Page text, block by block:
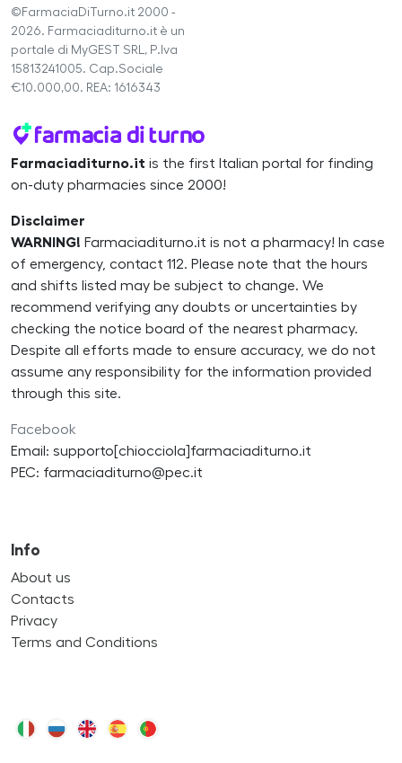
©FarmaciaDiTurno.it 2000 -
2026. Farmaciaditurno.it è un
portale di MyGEST SRL, P.Iva
15813241005. Cap.Sociale
€10.000,00. REA: 1616343
Farmaciaditurno.it is the first Italian portal for finding
on-duty pharmacies since 2000!
Disclaimer
WARNING! Farmaciaditurno.it is not a pharmacy! In case
of emergency, contact 112. Please note that the hours
and shifts listed may be subject to change. We
recommend verifying any doubts or uncertainties by
checking the notice board of the nearest pharmacy.
Despite all efforts made to ensure accuracy, we do not
assume any responsibility for the information provided
through this site.
Facebook
Email: supporto[chiocciola]farmaciaditurno.it
PEC: farmaciaditurno@pec.it
Info
About us
Contacts
Privacy
Terms and Conditions